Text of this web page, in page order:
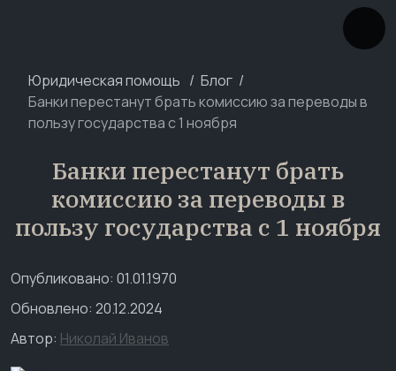
Юридическая помощь
Блог
Банки перестанут брать комиссию за переводы в
пользу государства с 1 ноября
Банки перестанут брать
комиссию за переводы в
пользу государства с 1 ноября
Опубликовано: 01.01.1970
Обновлено: 20.12.2024
Автор: Николай Иванов